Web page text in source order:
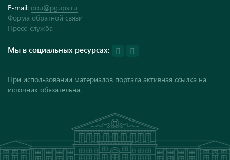
E-mail: dou@pgups.ru
Форма обратной связи
Пресс-служба
Мы в социальных ресурсах:
При использовании материалов портала активная ссылка на
источник обязательна.